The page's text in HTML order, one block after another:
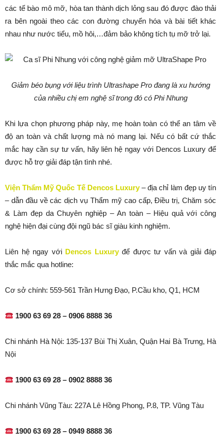
các tế bào mô mỡ, hòa tan thành dịch lỏng sau đó được đào thải
ra bên ngoài theo các con đường chuyển hóa và bài tiết khác
nhau như nước tiểu, mồ hôi,…đảm bảo không tích tụ mỡ trở lại.
Giảm béo bụng vớiliệu trình Ultrashape Prođang là xu hướng
của nhiều chị em nghệ sĩ trong đó có Phi Nhung
Khi lựa chọn phương pháp này, mẹ hoàn toàn có thể an tâm về
độ an toàn và chất lượng mà nó mang lại. Nếu có bất cứ thắc
mắc hay cần sự tư vấn, hãy liên hệ ngay với Dencos Luxury để
được hỗ trợ giải đáp tận tình nhé.
Viện Thẩm Mỹ Quốc Tế Dencos Luxury– địa chỉ làm đẹp uy tín
– dẫn đầu về các dịch vụ Thẩm mỹ cao cấp, Điều trị, Chăm sóc
& Làm đẹp da Chuyên nghiệp – An toàn – Hiệu quả với công
nghệ hiện đại cùng đội ngũ bác sĩ giàu kinh nghiệm.
Liên hệ ngay với Dencos Luxuryđể được tư vấn và giải đáp
thắc mắc qua hotline:
Cơ sở chính: 559-561 Trần Hưng Đạo, P.Cầu kho, Q1, HCM
1900 63 69 28 – 0906 8888 36
Chi nhánh Hà Nội: 135-137 Bùi Thị Xuân, Quận Hai Bà Trưng, Hà
Nội
1900 63 69 28 – 0902 8888 36
Chi nhánh Vũng Tàu: 227A Lê Hồng Phong, P.8, TP. Vũng Tàu
1900 63 69 28 – 0949 8888 36